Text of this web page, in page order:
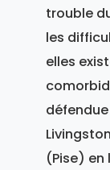
trouble
les
elles
(Pise)